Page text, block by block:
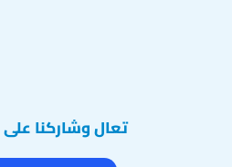
تعال وشاركنا